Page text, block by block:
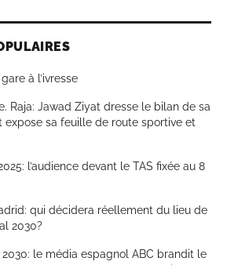
à l’ivresse
Raja: Jawad Ziyat dresse le bilan de sa
expose sa feuille de route sportive et
l’audience devant le TAS fixée au 8
qui décidera réellement du lieu de
2030?
le média espagnol ABC brandit le